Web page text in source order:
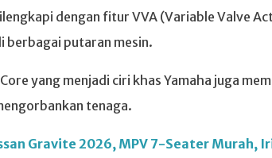
dengan fitur VVA (Variable Valve
berbagai putaran mesin.
yang menjadi ciri khas Yamaha juga
tenaga.
Gravite 2026, MPV 7-Seater Murah,